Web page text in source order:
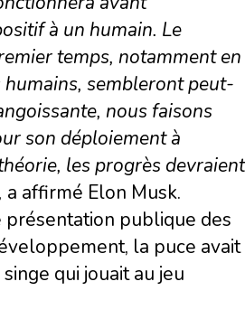
à un humain. Le
temps, notamment en
humains, sembleront peut-
nous faisons
son déploiement à
les progrès devraient
a affirmé Elon Musk.
présentation publique des
la puce avait
qui jouait au jeu